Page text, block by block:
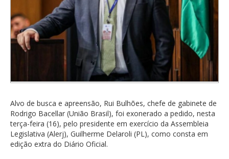
Alvo de busca e apreensão, Rui Bulhões, chefe de gabinete de
Rodrigo Bacellar (União Brasil), foi exonerado a pedido, nesta
terça-feira (16), pelo presidente em exercício da Assembleia
Legislativa (Alerj), Guilherme Delaroli (PL), como consta em
edição extra do Diário Oficial.